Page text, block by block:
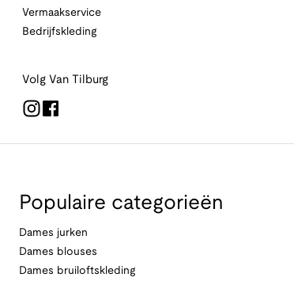
Vermaakservice
Bedrijfskleding
Volg Van Tilburg
Populaire categorieën
Dames jurken
Dames blouses
Dames bruiloftskleding